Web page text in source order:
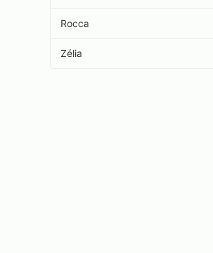
Rocca
Zélia